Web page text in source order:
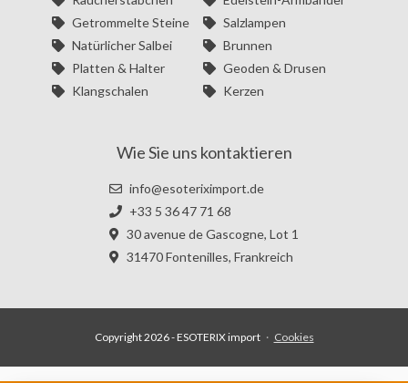
Getrommelte Steine
Salzlampen
Natürlicher Salbei
Brunnen
Platten & Halter
Geoden & Drusen
Klangschalen
Kerzen
Wie Sie uns kontaktieren
info@esoteriximport.de
+33 5 36 47 71 68
30 avenue de Gascogne, Lot 1
31470 Fontenilles, Frankreich
Copyright 2026 - ESOTERIX import · Cookies